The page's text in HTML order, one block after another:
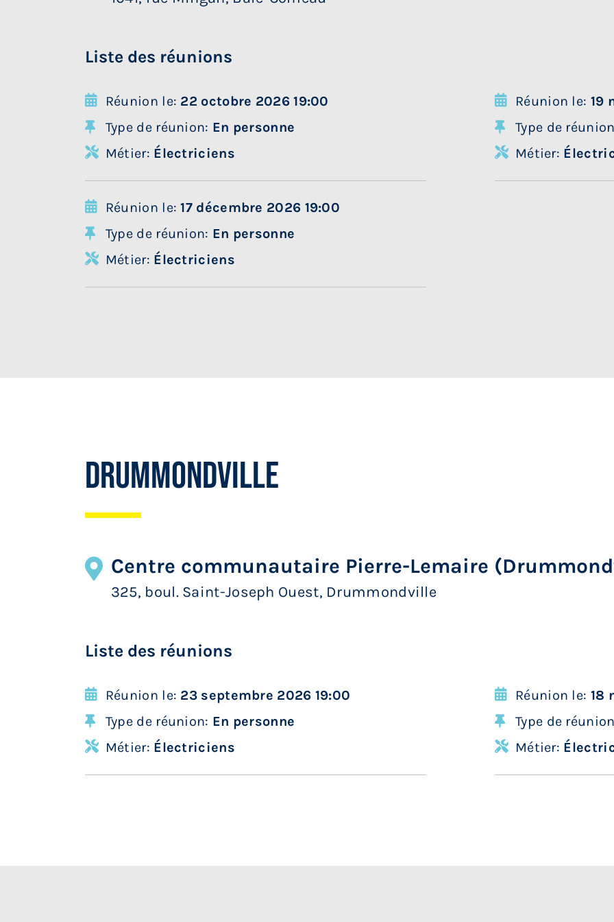
Liste des réunions
Réunion le: 22 octobre 2026 19:00
Type de réunion: En personne
Métier: Électriciens
Réunion le: 19
Type de
Métier:
Réunion le:17 décembre 2026 19:00
Type de réunion: En personne
Métier: Électriciens
Drummondville
Centre communautaire Pierre-Lemaire
325, boul. Saint-Joseph Ouest, Drummondville
Liste des réunions
Réunion le: 23 septembre 2026 19:00
Type de réunion: En personne
Métier: Électriciens
Réunion le: 18
Type de
Métier: